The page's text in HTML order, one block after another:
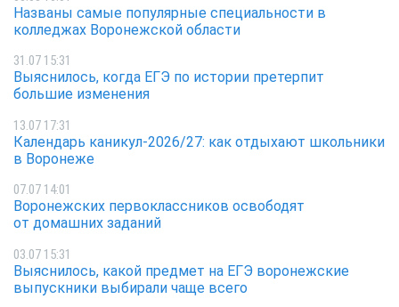
Названы самые популярные специальности в
колледжах Воронежской области
31.07 15:31
Выяснилось, когда ЕГЭ по истории претерпит
большие изменения
13.07 17:31
Календарь каникул-2026/27: как отдыхают школьники
в Воронеже
07.07 14:01
Воронежских первоклассников освободят
от домашних заданий
03.07 15:31
Выяснилось, какой предмет на ЕГЭ воронежские
выпускники выбирали чаще всего